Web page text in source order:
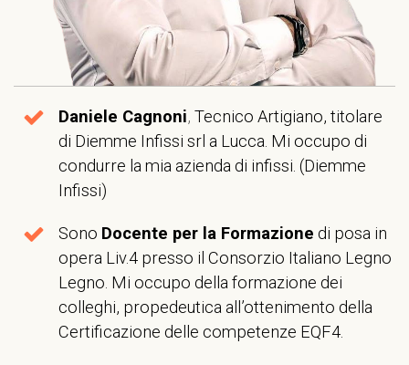
Daniele Cagnoni, Tecnico Artigiano, titolare
di Diemme Infissi srl a Lucca. Mi occupo di
condurre la mia azienda di infissi. (Diemme
Infissi)
Sono Docente per la Formazione di posa in
opera Liv.4 presso il Consorzio Italiano Legno
Legno. Mi occupo della formazione dei
colleghi, propedeutica all’ottenimento della
Certificazione delle competenze EQF4.